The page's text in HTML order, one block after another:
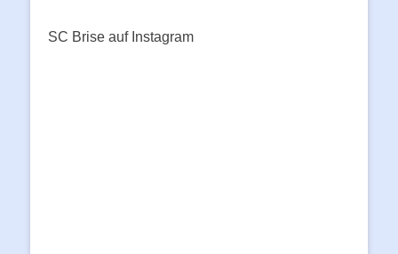
SC Brise auf Instagram